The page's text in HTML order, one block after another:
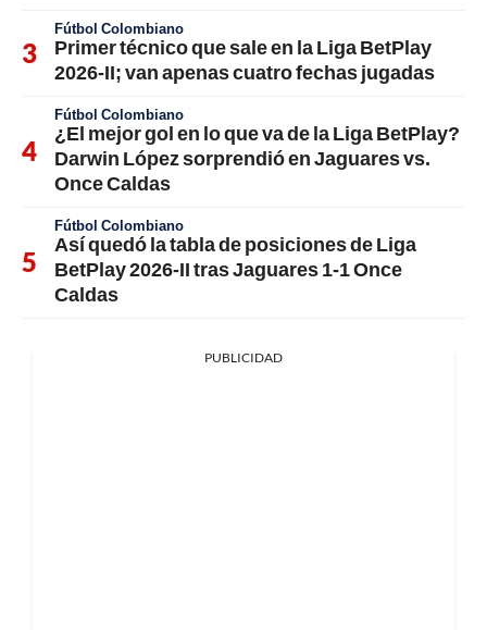
Fútbol Colombiano
Primer técnico que sale en la Liga BetPlay
2026-II; van apenas cuatro fechas jugadas
Fútbol Colombiano
¿El mejor gol en lo que va de la Liga BetPlay?
Darwin López sorprendió en Jaguares vs.
Once Caldas
Fútbol Colombiano
Así quedó la tabla de posiciones de Liga
BetPlay 2026-II tras Jaguares 1-1 Once
Caldas
PUBLICIDAD